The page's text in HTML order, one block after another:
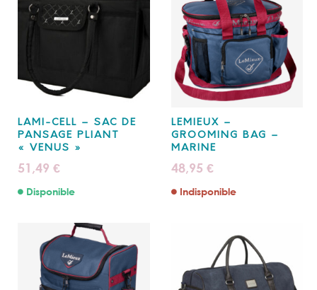
LAMI-CELL – SAC DE
PANSAGE PLIANT
« VENUS »
51,49 €
Disponible
LEMIEUX –
GROOMING BAG –
MARINE
48,95 €
Indisponible